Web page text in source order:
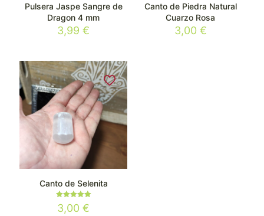
Pulsera Jaspe Sangre de
Dragon 4 mm
3,99€
Canto de Piedra Natural
Cuarzo Rosa
3,00 €
Canto de Selenita
Valorado
con
3,00€